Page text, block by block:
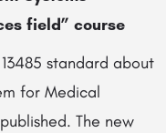
field” course
standard about
for Medical
The new